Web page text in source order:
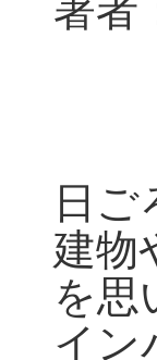
日
建物
を思
イン